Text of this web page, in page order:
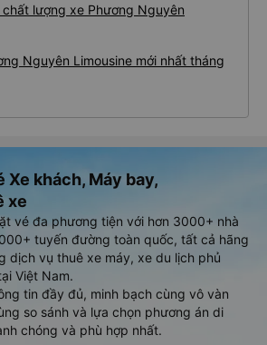
chất lượng xe Phương Nguyên
Nguyên Limousine mới nhất tháng
Xe khách, Máy bay,
xe
vé đa phương tiện với hơn 3000+ nhà
tuyến đường toàn quốc, tất cả hãng
dịch vụ thuê xe máy, xe du lịch phủ
Việt Nam.
tin đầy đủ, minh bạch cùng vô vàn
so sánh và lựa chọn phương án di
chóng và phù hợp nhất.